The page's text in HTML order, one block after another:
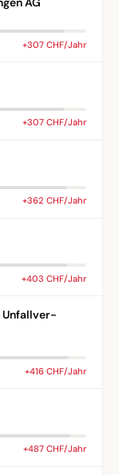
+307 CHF/Jahr
+307 CHF/Jahr
+362 CHF/Jahr
+403 CHF/Jahr
Unfallver-
+416 CHF/Jahr
+487 CHF/Jahr